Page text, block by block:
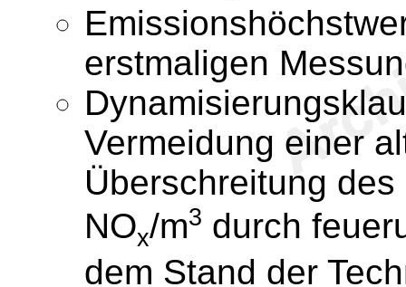
erstmaligen
Vermeidung einer
Überschreitung
NOx/m3 durch
dem Stand der